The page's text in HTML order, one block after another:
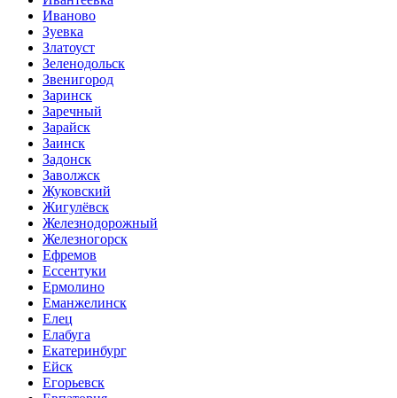
Иваново
Зуевка
Златоуст
Зеленодольск
Звенигород
Заринск
Заречный
Зарайск
Заинск
Задонск
Заволжск
Жуковский
Жигулёвск
Железнодорожный
Железногорск
Ефремов
Ессентуки
Ермолино
Еманжелинск
Елец
Елабуга
Екатеринбург
Ейск
Егорьевск